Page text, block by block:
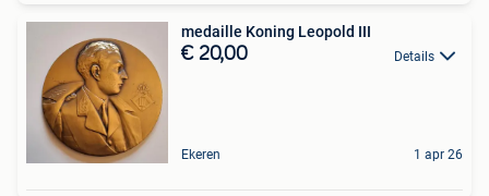
medaille Koning Leopold III
€ 20,00 Details
Ekeren 1 apr 26